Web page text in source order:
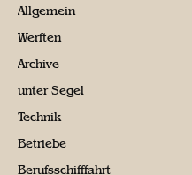
Allgemein
Werften
Archive
unter Segel
Technik
Betriebe
Berufsschifffahrt